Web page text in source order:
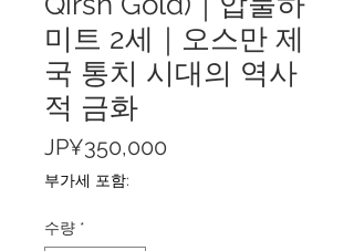
미트 2세｜오스만 제
국 통치 시대의 역사
적 금화
JP¥350,000
부가세 포함:
수량 *